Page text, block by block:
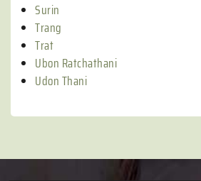
Surin
Trang
Trat
Ubon Ratchathani
Udon Thani